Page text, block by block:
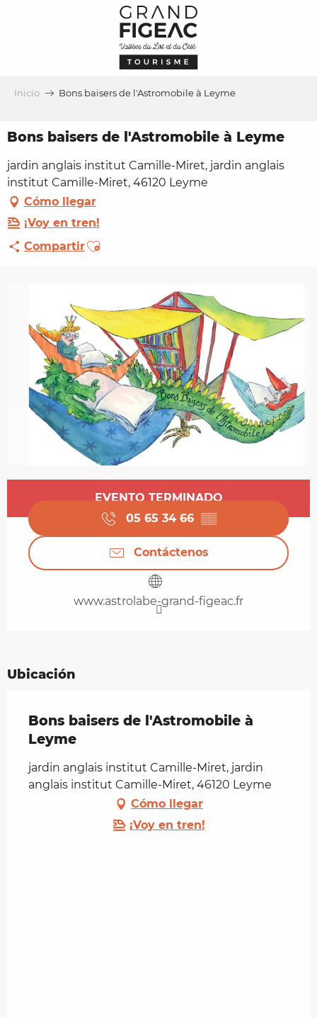
Inicio Bons baisers de l'Astromobile à Leyme
Bons baisers de l'Astromobile à Leyme
jardin anglais institut Camille-Miret, jardin anglais
institut Camille-Miret, 46120 Leyme
Cómo llegar
¡Voy en tren!
CompartirAjouter aux favoris
Horarios y datos de contacto
EVENTO TERMINADO
05 65 34 66 ▒▒
Contáctenos
www.astrolabe-grand-figeac.fr
Ubicación
Bons baisers de l'Astromobile à
Leyme
jardin anglais institut Camille-Miret, jardin
anglais institut Camille-Miret, 46120 Leyme
Cómo llegar
¡Voy en tren!